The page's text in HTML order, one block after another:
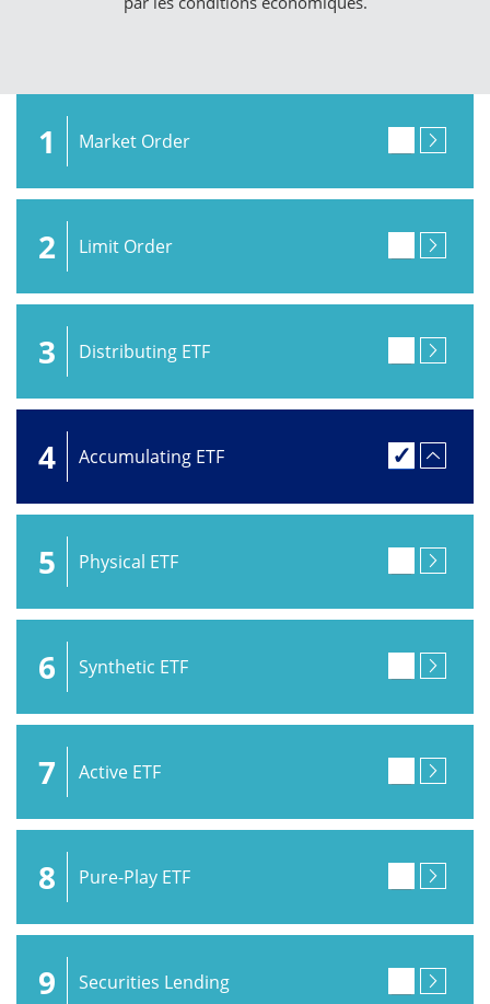
1 Market Order
2 Limit Order
3 Distributing ETF
4 Accumulating ETF
5 Physical ETF
6 Synthetic ETF
7 Active ETF
8 Pure-Play ETF
9 Securities Lending